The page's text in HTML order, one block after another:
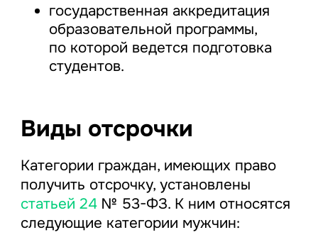
государственная аккредитация
образовательной программы,
по которой ведется подготовка
студентов.
Виды отсрочки
Категории граждан, имеющих право
получить отсрочку, установлены
статьей 24№ 53-ФЗ. К ним относятся
следующие категории мужчин: